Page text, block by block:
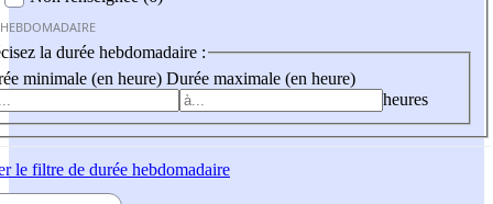
la durée hebdomadaire :
minimale (en heure) Durée maximale (en heure)
heures
le filtre de durée hebdomadaire